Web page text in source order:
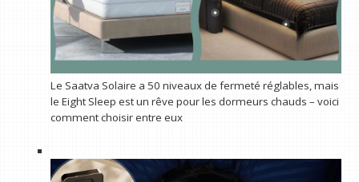
Le Saatva Solaire a 50 niveaux de fermeté réglables, mais
le Eight Sleep est un rêve pour les dormeurs chauds – voici
comment choisir entre eux